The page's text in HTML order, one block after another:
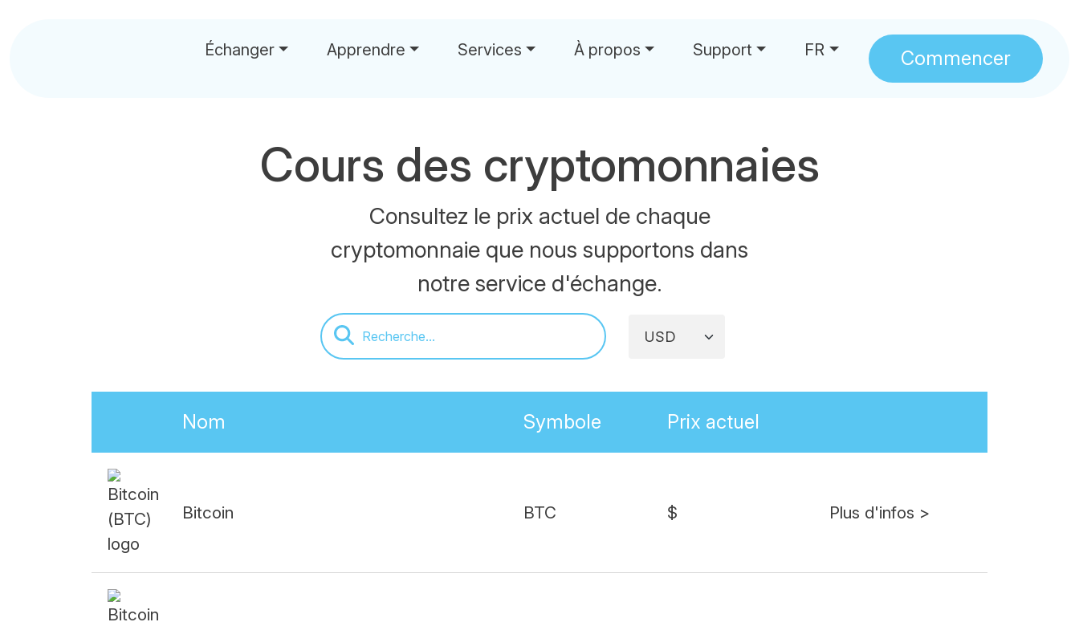
Échanger Apprendre Services À propos Support FR Commencer
Cours des cryptomonnaies
Consultez le prix actuel de chaque
cryptomonnaie que nous supportons dans
notre service d'échange.
Nom Symbole Prix actuel
Bitcoin BTC $ Plus d'infos >